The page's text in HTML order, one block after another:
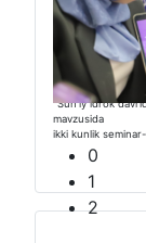
“Sunʼiy idrok
mavzusida
ikki kunlik
0
1
2